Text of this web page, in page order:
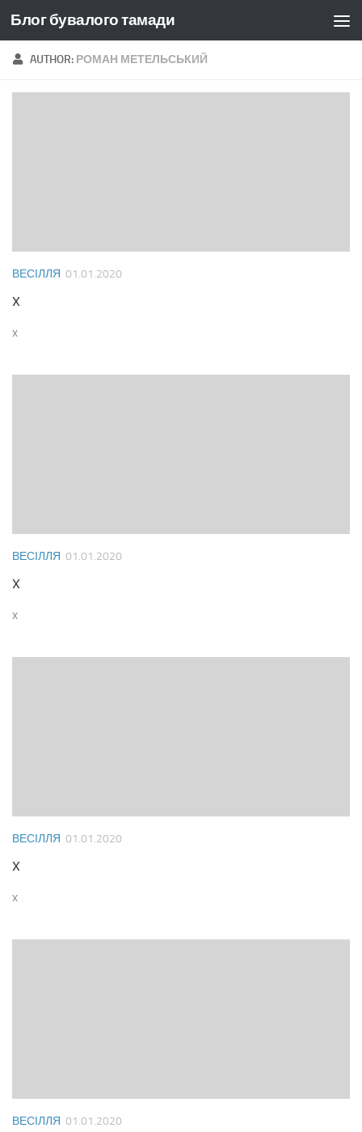
Skip to content
Блог бувалого тамади
AUTHOR: РОМАН МЕТЕЛЬСЬКИЙ
ВЕСІЛЛЯ 01.01.2020
x
x
ВЕСІЛЛЯ 01.01.2020
x
x
ВЕСІЛЛЯ 01.01.2020
x
x
ВЕСІЛЛЯ 01.01.2020